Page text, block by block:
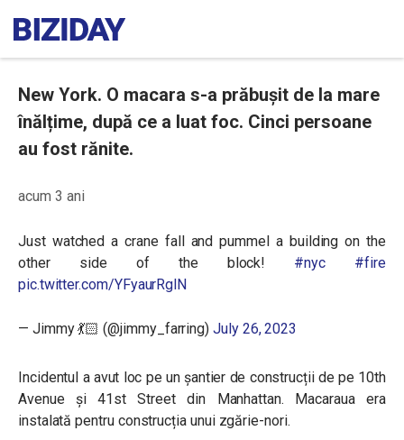
New York. O macara s-a prăbușit de la mare
înălțime, după ce a luat foc. Cinci persoane
au fost rănite.
acum 3 ani
Just watched a crane fall and pummel a building on the
other side of the block! #nyc
#fire
pic.twitter.com/YFyaurRglN
— Jimmy 💃🏻 (@jimmy_farring)July 26, 2023
Incidentul a avut loc pe un șantier de construcții de pe 10th
Avenue și 41st Street din Manhattan. Macaraua era
instalată pentru construcția unui zgărie-nori.